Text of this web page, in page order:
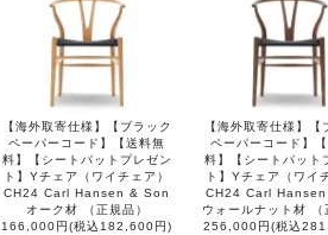
【海外取寄仕様】【ブラック
ペーパーコード】【送料無
料】【シートパットプレゼン
ト】Yチェア（ワイチェア）
CH24 Carl Hansen & Son
オーク材 （正規品）
166,000円(税込182,600円)
【海外取寄仕様】【
ペーパーコード】
料】【シートパット
ト】Yチェア（ワイ
CH24 Carl
ウォールナット材 （
256,000円(税込